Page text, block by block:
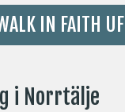
IN FAITH UF
i Norrtälje